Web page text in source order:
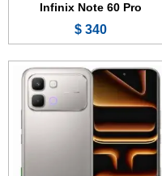
Infinix Note 60 Pro
340 $
الشاشة:6.75 بوصة - 120 هرتز - IPS LCD
الذاكرة:
الرام:4 جيجابايت
الكاميرا:
المعالج:Mediatek Dimensity 6400